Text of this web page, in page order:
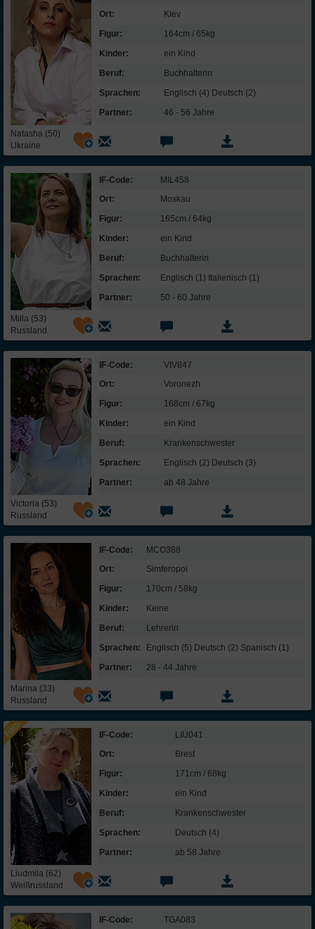
Natasha (50)
Ukraine
Ort:
Kiev
Figur:
164cm / 65kg
Kinder:
ein Kind
Beruf:
Buchhalterin
Sprachen:
Englisch (4) Deutsch (2)
Partner:
46 - 56 Jahre
Milla (53)
Russland
IF-Code:
MIL458
Ort:
Moskau
Figur:
165cm / 64kg
Kinder:
ein Kind
Beruf:
Buchhalterin
Sprachen:
Englisch (1) Italienisch (1)
Partner:
50 - 60 Jahre
Victoria (53)
Russland
IF-Code:
VIV847
Ort:
Voronezh
Figur:
168cm / 67kg
Kinder:
ein Kind
Beruf:
Kranken­schwester
Sprachen:
Englisch (2) Deutsch (3)
Partner:
ab 48 Jahre
Marina (33)
Russland
IF-Code:
MCO388
Ort:
Simferopol
Figur:
170cm / 58kg
Kinder:
Keine
Beruf:
Lehrerin
Sprachen:
Englisch (5) Deutsch (2) Spanisch (1)
Partner:
28 - 44 Jahre
Liudmila (62)
Weißrussland
IF-Code:
LIU041
Ort:
Brest
Figur:
171cm / 68kg
Kinder:
ein Kind
Beruf:
Kranken­schwester
Sprachen:
Deutsch (4)
Partner:
ab 58 Jahre
IF-Code:
TGA083